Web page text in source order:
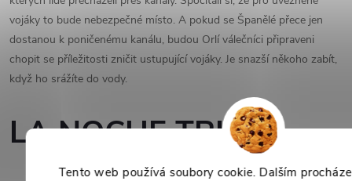
Tento web používá soubory cookie. Dalším
vojáky to bude nebezpečné místo. A pokud se Španělé přece jen
dostanou k poničenému kanálu, budou Orlí válečníci připraveni
chopit se příležitosti zničit ustupující vojáky. Je snazší někoho zabít,
když ho srážíte do vody.
LA NOCHE TRISTE